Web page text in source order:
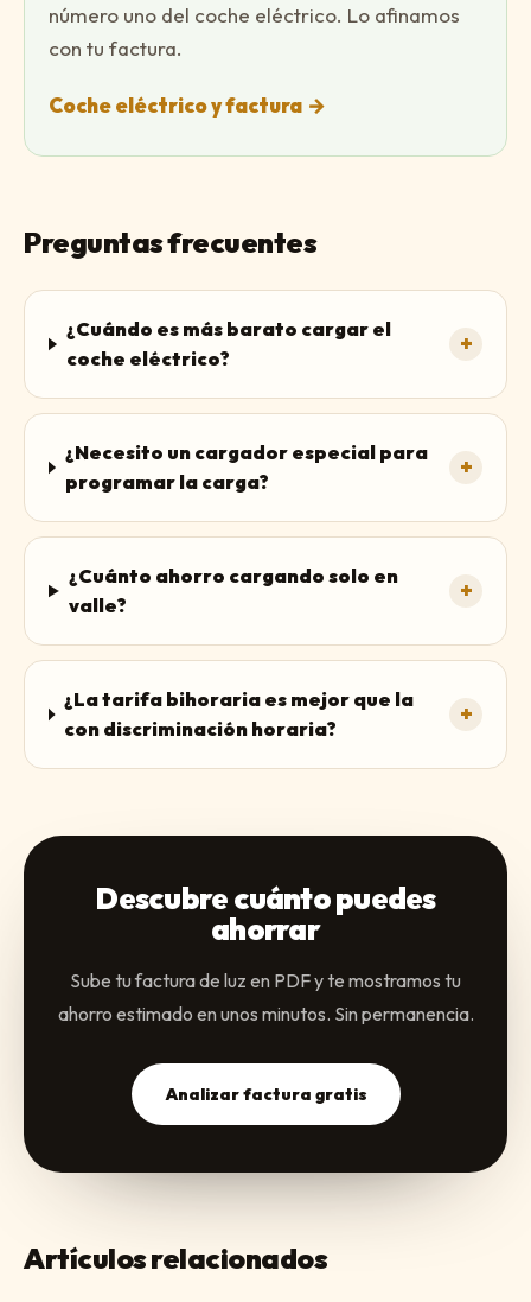
número uno del coche eléctrico. Lo afinamos
con tu factura.
Coche eléctrico y factura →
Preguntas frecuentes
¿Cuándo es más barato cargar el
coche eléctrico?
+
¿Necesito un cargador especial para
programar la carga?
+
¿Cuánto ahorro cargando solo en
valle?
+
¿La tarifa bihoraria es mejor que la
con discriminación horaria?
+
Descubre cuánto puedes
ahorrar
Sube tu factura de luz en PDF y te mostramos tu
ahorro estimado en unos minutos. Sin permanencia.
Analizar factura gratis
Artículos relacionados